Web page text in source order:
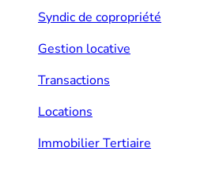
Syndic de copropriété
Gestion locative
Transactions
Locations
Immobilier Tertiaire